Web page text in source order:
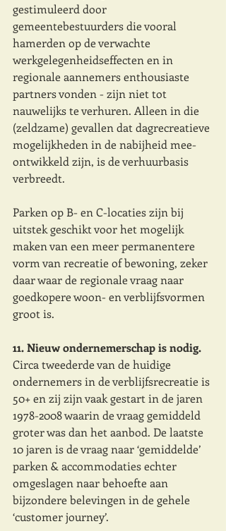
gestimuleerd door
gemeentebestuurders die vooral
hamerden op de verwachte
werkgelegenheidseffecten en in
regionale aannemers enthousiaste
partners vonden - zijn niet tot
nauwelijks te verhuren. Alleen in die
(zeldzame) gevallen dat dagrecreatieve
mogelijkheden in de nabijheid mee-
ontwikkeld zijn, is de verhuurbasis
verbreedt.
Parken op B- en C-locaties zijn bij
uitstek geschikt voor het mogelijk
maken van een meer permanentere
vorm van recreatie of bewoning, zeker
daar waar de regionale vraag naar
goedkopere woon- en verblijfsvormen
groot is.
11. Nieuw ondernemerschap is nodig.
Circa tweederde van de huidige
ondernemers in de verblijfsrecreatie is
50+ en zij zijn vaak gestart in de jaren
1978-2008 waarin de vraag gemiddeld
groter was dan het aanbod. De laatste
10 jaren is de vraag naar ‘gemiddelde’
parken & accommodaties echter
omgeslagen naar behoefte aan
bijzondere belevingen in de gehele
‘customer journey’.